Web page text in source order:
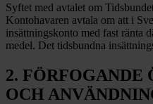
Syftet med avtalet om
Kontohavaren avtala om att i
insättningskonto med fast ränta
medel. Det tidsbundna
2. FÖRFOGANDE
OCH